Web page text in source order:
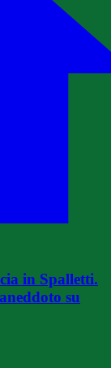
in Spalletti.
su